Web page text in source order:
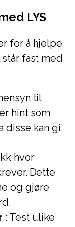
LYS
for å hjelpe
fast med
til
hint som
disse kan gi
hvor
Dette
og gjøre
: Test ulike